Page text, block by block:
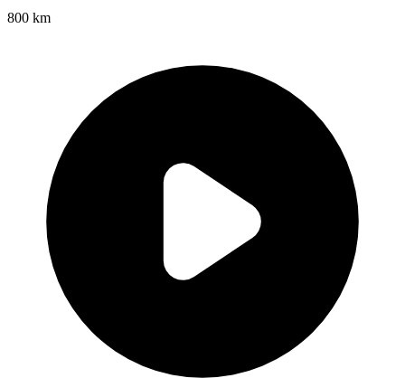
800 km